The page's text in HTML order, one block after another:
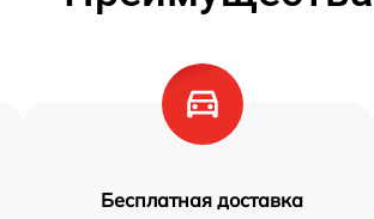
Бесплатная доставка